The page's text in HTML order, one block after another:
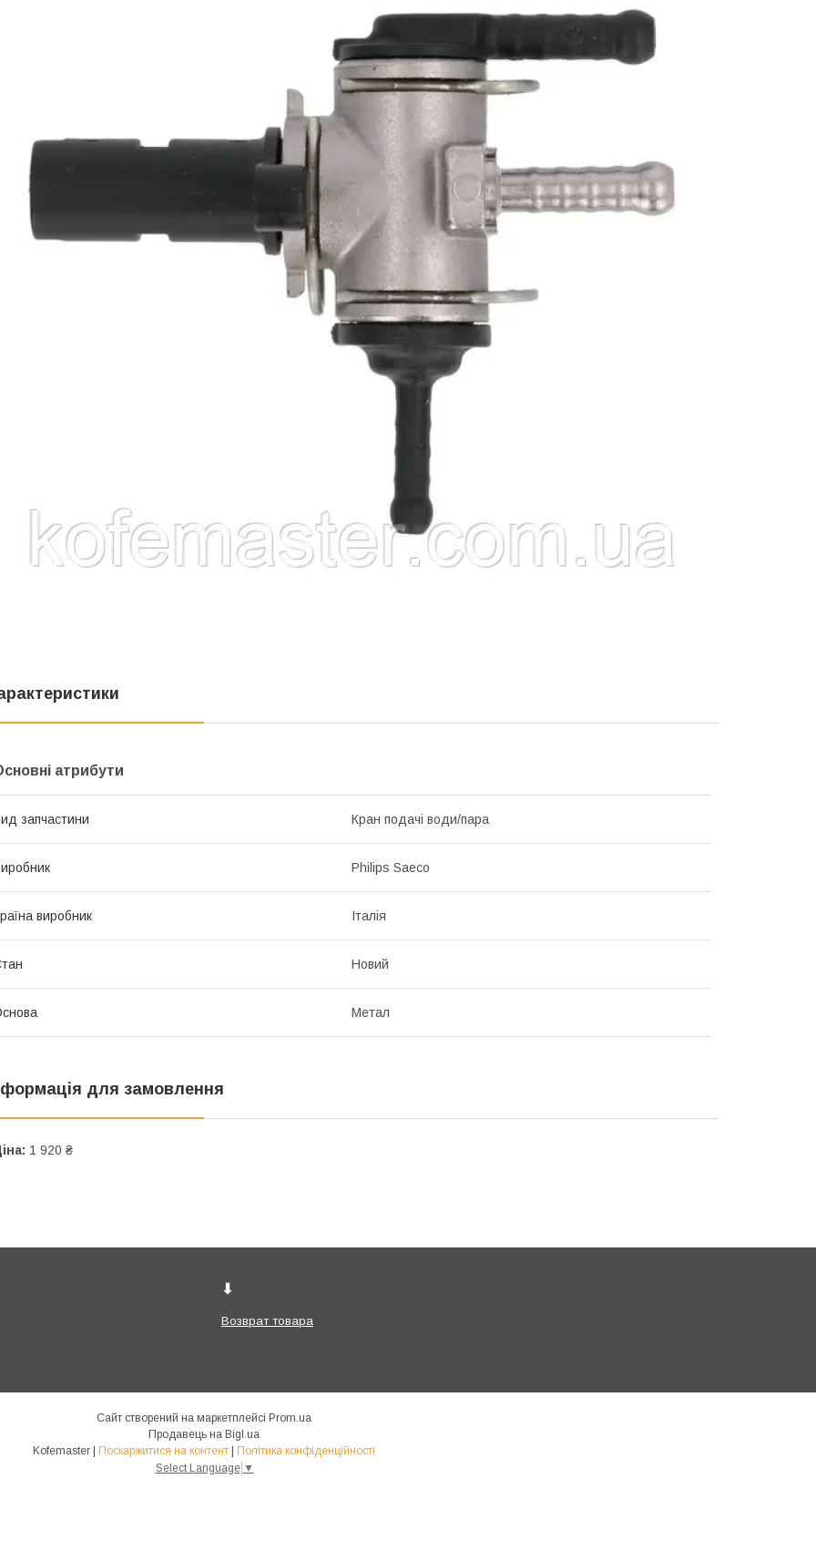
атрибути
запчастини Кран подачі води/пара
Philips Saeco
виробник Італія
Новий
Метал
для замовлення
1 920 ₴
⬇
Возврат товара
Сайт створений на маркетплейсі Prom.ua
Продавець на Bigl.ua
Поскаржитися на контент
Політика конфіденційності
Select Language ▼